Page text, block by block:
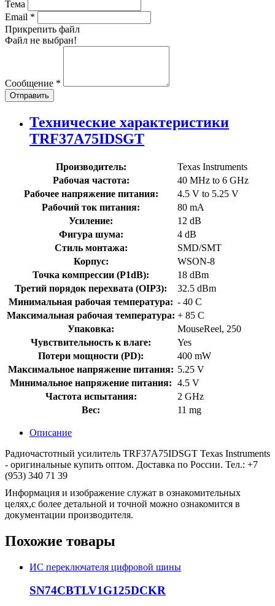
Тема
Email *
Прикрепить файл
Файл не выбран!
Сообщение *
Отправить
Технические характеристики
TRF37A75IDSGT
Производитель:
Texas Instruments
Рабочая частота:
40 MHz to 6 GHz
Рабочее напряжение питания:
4.5 V to 5.25 V
Рабочий ток питания:
80 mA
Усиление:
12 dB
Фигура шума:
4 dB
Стиль монтажа:
SMD/SMT
Корпус:
WSON-8
Точка компрессии (P1dB):
18 dBm
Третий порядок перехвата (OIP3):
32.5 dBm
Минимальная рабочая температура: - 40 C
Максимальная рабочая температура: + 85 C
Упаковка:
MouseReel, 250
Чувствительность к влаге:
Yes
Потери мощности (PD):
400 mW
Максимальное напряжение питания: 5.25 V
Минимальное напряжение питания: 4.5 V
Частота испытания:
2 GHz
Вес:
11 mg
Описание
Радиочастотный усилитель TRF37A75IDSGT Texas Instruments
- оригинальные купить оптом. Доставка по России. Тел.: +7
(953) 340 71 39
Информация и изображение служат в ознакомительных
целях,с более детальной и точной можно ознакомится в
документации производителя.
Похожие товары
ИС переключателя цифровой шины
SN74CBTLV1G125DCKR